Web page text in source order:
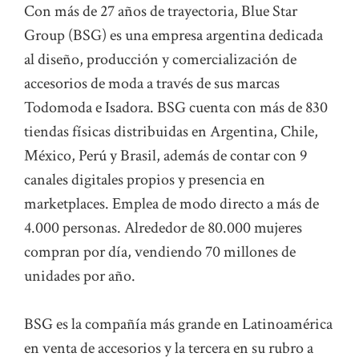
Con más de 27 años de trayectoria, Blue Star
Group (BSG) es una empresa argentina dedicada
al diseño, producción y comercialización de
accesorios de moda a través de sus marcas
Todomoda e Isadora. BSG cuenta con más de 830
tiendas físicas distribuidas en Argentina, Chile,
México, Perú y Brasil, además de contar con 9
canales digitales propios y presencia en
marketplaces. Emplea de modo directo a más de
4.000 personas. Alrededor de 80.000 mujeres
compran por día, vendiendo 70 millones de
unidades por año.
BSG es la compañía más grande en Latinoamérica
en venta de accesorios y la tercera en su rubro a